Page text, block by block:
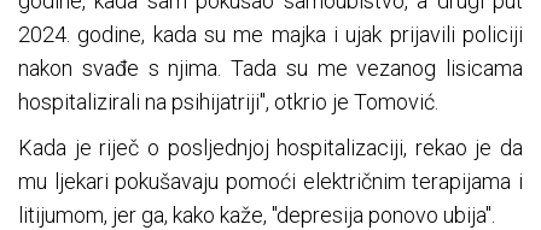
2024. godine, kada su me majka i ujak prijavili policiji
nakon svađe s njima. Tada su me vezanog lisicama
hospitalizirali na psihijatriji", otkrio je Tomović.
Kada je riječ o posljednjoj hospitalizaciji, rekao je da
mu ljekari pokušavaju pomoći električnim terapijama i
litijumom, jer ga, kako kaže, "depresija ponovo ubija".